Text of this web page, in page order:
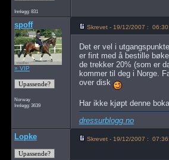
Innlegg: 831
spoff
» VIP
Norway
Innlegg: 3639
Skrevet - 19/12/2007 :
Det er vel i
er fint med å bestille
de trekker 20% (som er
kommer til deg i Norge.
over disk
Har ikke kjøpt denne
dressurblogg.no
Lopke
Skrevet - 19/12/2007 :